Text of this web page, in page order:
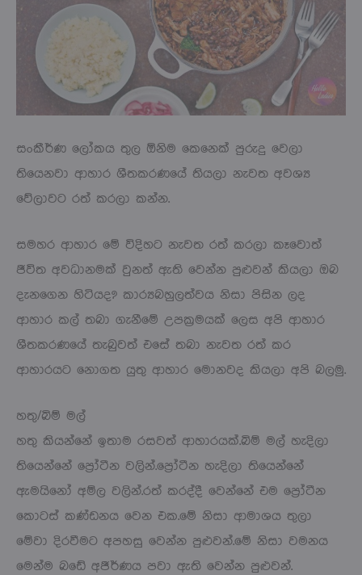
සංකීර්ණ ලෝකය තුල ඕනිම කෙනෙක් පුරුදු වෙලා
තියෙනවා ආහාර ශීතකරණයේ තියලා නැවත අවශ්‍ය
වේලාවට රත් කරලා කන්න.
සමහර ආහාර මේ විදිහට නැවත රත් කරලා කෑවොත්
ජීවිත අවධානමක් වුනත් ඇති වෙන්න පුළුවන් කියලා ඔබ
දැනගෙන හිටියද? කාර්‍යබහුලත්වය නිසා පිසින ලද
ආහාර කල් තබා ගැනීමේ උපක්‍රමයක් ලෙස අපි ආහාර
ශීතකරණයේ තැබුවත් එසේ තබා නැවත රත් කර
ආහාරයට නොගත යුතු ආහාර මොනවද කියලා අපි බලමු.
හතු/බිම් මල්
හතු කියන්නේ ඉතාම රසවත් ආහාරයක්.බිම් මල් හැදිලා
තියෙන්නේ ප්‍රෝටීන වලින්.ප්‍රෝටීන හැදිලා තියෙන්නේ
ඇමයිනෝ අම්ල වලින්.රත් කරද්දී වෙන්නේ එම ප්‍රෝටීන
කොටස් කණ්ඩනය වෙන එක.මේ නිසා ආමාශය තුලා
මේවා දිරවීමට අපහසු වෙන්න පුළුවන්.මේ නිසා වමනය
මෙන්ම බඩේ අජීර්ණය පවා ඇති වෙන්න පුළුවන්.